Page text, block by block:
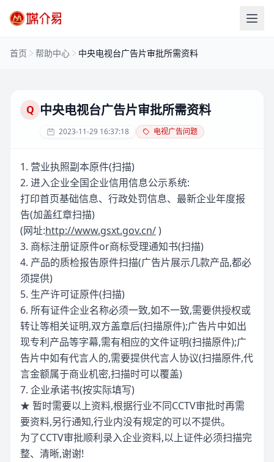
首页 帮助中心 中央电视台广告片审批所需资料
Q 中央电视台广告片审批所需资料
2023-11-29 16:37:18 电视广告问题
1. 营业执照副本原件(扫描)
2. 进入企业全国企业信用信息公示系统:
打印首页基础信息、行政处罚信息、最新企业年度报
告(加盖红章扫描)
(网址:http://www.gsxt.gov.cn/)
3. 商标注册证原件or商标受理通知书(扫描)
4. 产品的质检报告原件扫描(广告片展示几款产品,都必
须提供)
5. 生产许可证原件(扫描)
6. 所有证件企业名称必须一致,如不一致,需要供授权或
转让等相关证明,双方盖章后(扫描原件);广告片中如出
现专利产品等字幕,需有相应的文件证明(扫描原件);广
告片中如有代言人的,需要提供代言人协议(扫描原件,代
言金额属于商业机密,扫描时可以覆盖)
7. 企业承诺书(按实际填写)
★ 暂时需要以上资料,根据行业不同CCTV审批时再需
要资料,另行通知,行业内没有规定的可以不提供。
为了CCTV审批顺利录入企业资料,以上证件必须扫描完
整、清晰,谢谢!